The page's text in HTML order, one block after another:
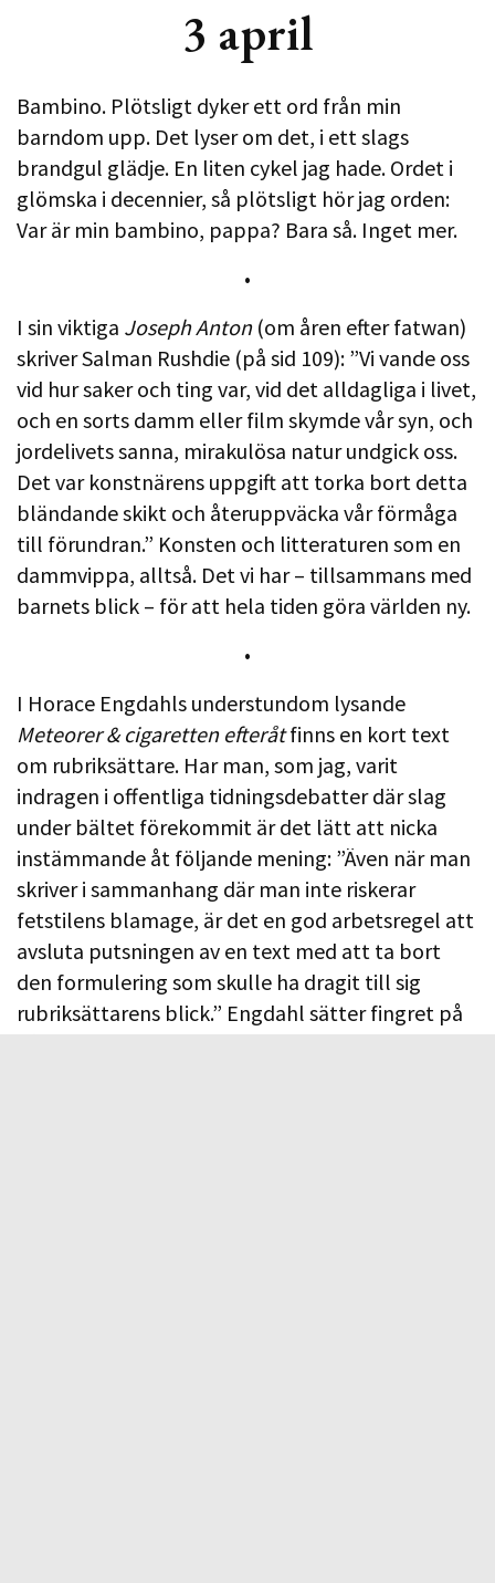
3 april
Bambino. Plötsligt dyker ett ord från min
barndom upp. Det lyser om det, i ett slags
brandgul glädje. En liten cykel jag hade. Ordet i
glömska i decennier, så plötsligt hör jag orden:
Var är min bambino, pappa? Bara så. Inget mer.
•
I sin viktiga Joseph Anton(om åren efter fatwan)
skriver Salman Rushdie (på sid 109): ”Vi vande oss
vid hur saker och ting var, vid det alldagliga i livet,
och en sorts damm eller film skymde vår syn, och
jordelivets sanna, mirakulösa natur undgick oss.
Det var konstnärens uppgift att torka bort detta
bländande skikt och återuppväcka vår förmåga
till förundran.” Konsten och litteraturen som en
dammvippa, alltså. Det vi har – tillsammans med
barnets blick – för att hela tiden göra världen ny.
•
I Horace Engdahls understundom lysande
Meteorer & cigaretten efteråtfinns en kort text
om rubriksättare. Har man, som jag, varit
indragen i offentliga tidningsdebatter där slag
under bältet förekommit är det lätt att nicka
instämmande åt följande mening: ”Även när man
skriver i sammanhang där man inte riskerar
fetstilens blamage, är det en god arbetsregel att
avsluta putsningen av en text med att ta bort
den formulering som skulle ha dragit till sig
rubriksättarens blick.” Engdahl sätter fingret på